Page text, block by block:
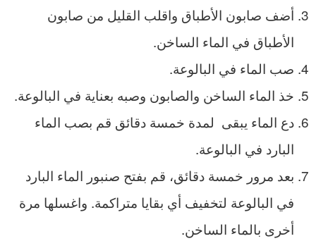
أضف صابون الأطباق واقلب القليل من صابون
الأطباق في الماء الساخن.
صب الماء في البالوعة.
خذ الماء الساخن والصابون وصبه بعناية في البالوعة.
دع الماء يبقى لمدة خمسة دقائق قم بصب الماء
البارد في البالوعة.
بعد مرور خمسة دقائق، قم بفتح صنبور الماء البارد
في البالوعة لتخفيف أي بقايا متراكمة. واغسلها مرة
أخرى بالماء الساخن.